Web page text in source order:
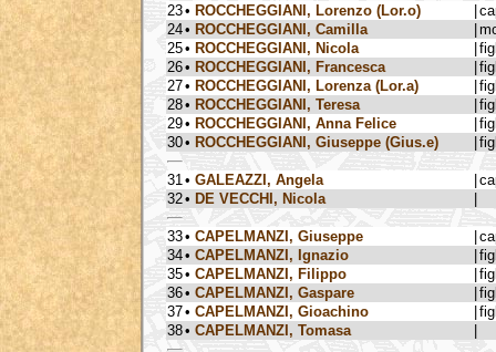
23• ROCCHEGGIANI, Lorenzo (Lor.o)
24• ROCCHEGGIANI, Camilla
25• ROCCHEGGIANI, Nicola
26• ROCCHEGGIANI, Francesca
27• ROCCHEGGIANI, Lorenza (Lor.a)
28• ROCCHEGGIANI, Teresa
29• ROCCHEGGIANI, Anna Felice
30• ROCCHEGGIANI, Giuseppe (Gius.e)
31 • GALEAZZI, Angela
32• DE VECCHI, Nicola
33• CAPELMANZI, Giuseppe
34• CAPELMANZI, Ignazio
35• CAPELMANZI, Filippo
36• CAPELMANZI, Gaspare
37• CAPELMANZI, Gioachino
38• CAPELMANZI, Tomasa